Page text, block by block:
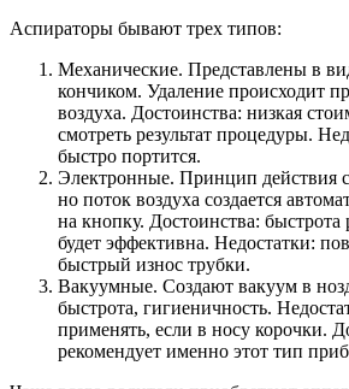
Аспираторы бывают трех типов:
Механические. Представлены в
кончиком. Удаление происходит
воздуха. Достоинства: низкая
смотреть результат процедуры.
быстро портится.
Электронные. Принцип действия
но поток воздуха создается
на кнопку. Достоинства: быстрота
будет эффективна. Недостатки:
быстрый износ трубки.
Вакуумные. Создают вакуум в
быстрота, гигиеничность.
применять, если в носу корочки.
рекомендует именно этот тип